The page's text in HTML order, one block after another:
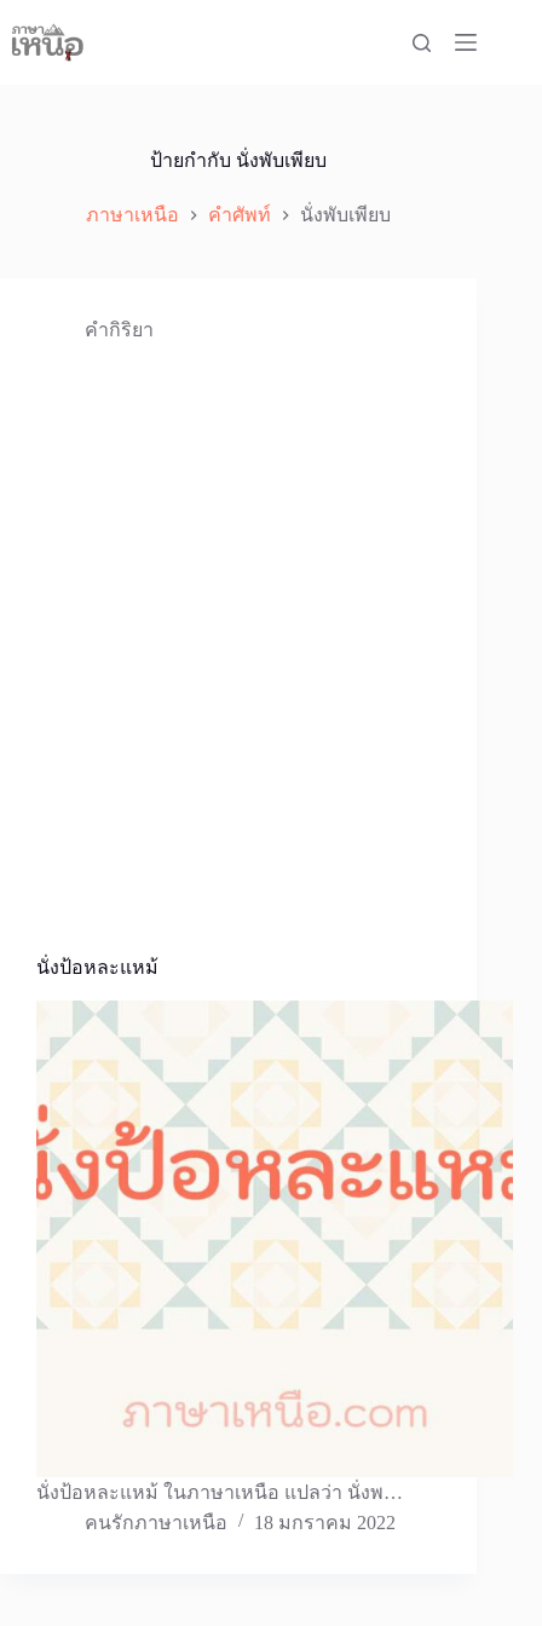
to
content
ป้ายกำกับ นั่งพับเพียบ
ภาษาเหนือ คำศัพท์ นั่งพับเพียบ
คำกิริยา
นั่งป้อหละแหม้
นั่งป้อหละแหม้ ในภาษาเหนือ แปลว่า นั่งพ…
คนรักภาษาเหนือ
18 มกราคม 2022